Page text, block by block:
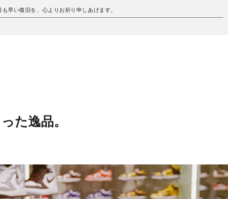
早い復旧を、心よりお祈り申しあげます。
た逸品。